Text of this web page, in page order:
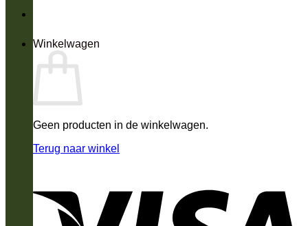
Winkelwagen
Geen producten in de winkelwagen.
Terug naar winkel